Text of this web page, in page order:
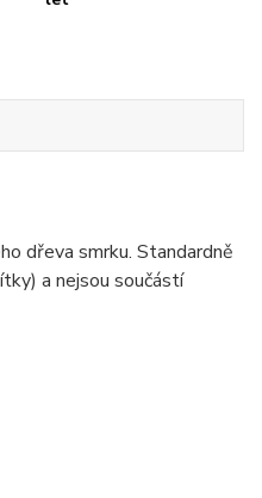
dřeva smrku. Standardně
a nejsou součástí